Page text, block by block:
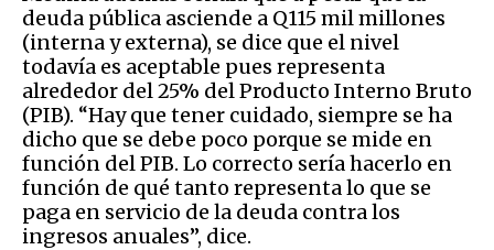
deuda pública asciende a Q115 mil millones
(interna y externa), se dice que el nivel
todavía es aceptable pues representa
alrededor del 25% del Producto Interno Bruto
(PIB). “Hay que tener cuidado, siempre se ha
dicho que se debe poco porque se mide en
función del PIB. Lo correcto sería hacerlo en
función de qué tanto representa lo que se
paga en servicio de la deuda contra los
ingresos anuales”, dice.